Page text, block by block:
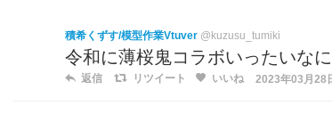
積希くずす/模型作業Vtuver @kuzusu_tumiki
令和に薄桜鬼コラボいったいな
返信 リツイート いいね 2023年03月28